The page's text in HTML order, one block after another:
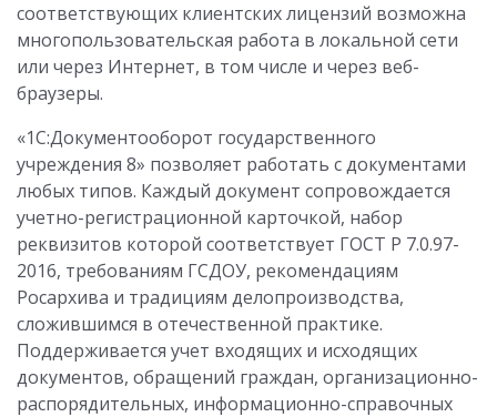
соответствующих клиентских лицензий возможна
многопользовательская работа в локальной сети
или через Интернет, в том числе и через веб-
браузеры.
«1С:Документооборот государственного
учреждения 8» позволяет работать с документами
любых типов. Каждый документ сопровождается
учетно-регистрационной карточкой, набор
реквизитов которой соответствует ГОСТ Р 7.0.97-
2016, требованиям ГСДОУ, рекомендациям
Росархива и традициям делопроизводства,
сложившимся в отечественной практике.
Поддерживается учет входящих и исходящих
документов, обращений граждан, организационно-
распорядительных, информационно-справочных